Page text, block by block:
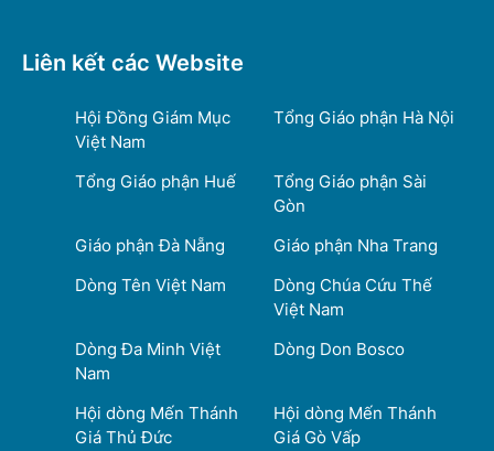
Liên kết các Website
Hội Đồng Giám Mục
Việt Nam
Tổng Giáo phận Hà Nội
Tổng Giáo phận Huế
Tổng Giáo phận Sài
Gòn
Giáo phận Đà Nẵng
Giáo phận Nha Trang
Dòng Tên Việt Nam
Dòng Chúa Cứu Thế
Việt Nam
Dòng Đa Minh Việt
Nam
Dòng Don Bosco
Hội dòng Mến Thánh
Giá Thủ Đức
Hội dòng Mến Thánh
Giá Gò Vấp